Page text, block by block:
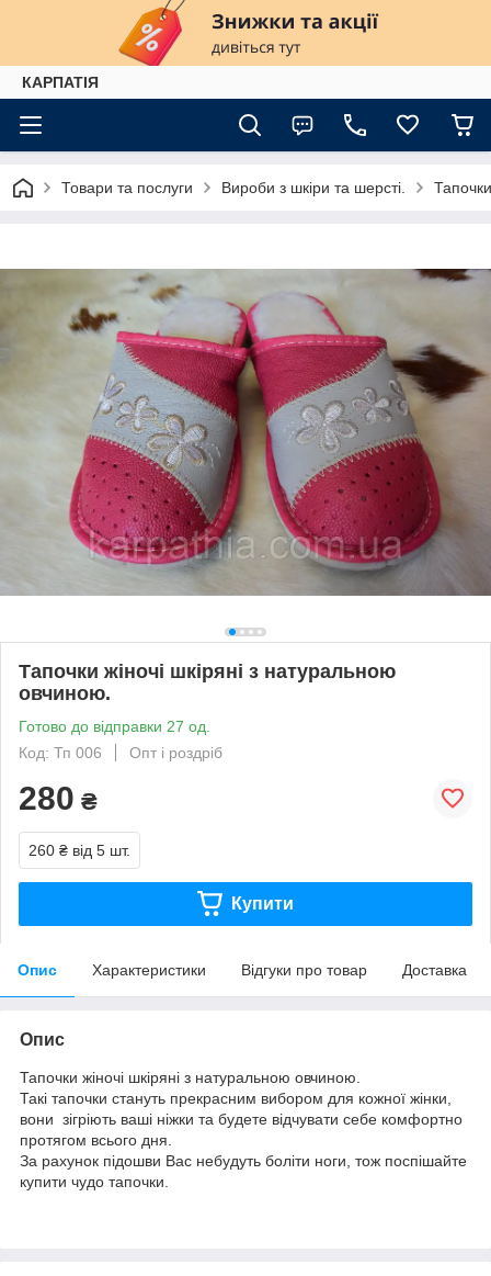
КАРПАТІЯ
Товари та послуги Вироби з шкіри та шерсті.
Тапочки жіночі шкіряні з натуральною
овчиною.
Готово до відправки 27 од.
Код: Тп 006
Опт і роздріб
280 ₴
260 ₴ від 5 шт.
Купити
Опис Характеристики Відгуки про товар Доставка
Опис
Тапочки жіночі шкіряні з натуральною овчиною.
Такі тапочки стануть прекрасним вибором для кожної жінки,
вони зігріють ваші ніжки та будете відчувати себе комфортно
протягом всього дня.
За рахунок підошви Вас небудуть боліти ноги, тож поспішайте
купити чудо тапочки.